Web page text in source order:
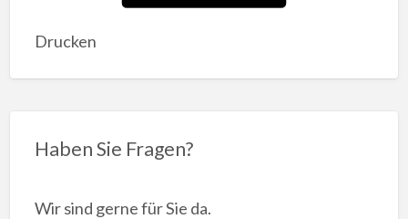
Drucken
Haben Sie Fragen?
Wir sind gerne für Sie da.